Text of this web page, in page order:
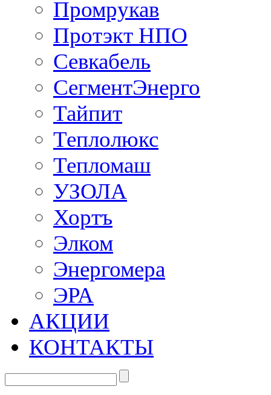
Промрукав
Протэкт НПО
Севкабель
СегментЭнерго
Тайпит
Теплолюкс
Тепломаш
УЗОЛА
Хортъ
Элком
Энергомера
ЭРА
АКЦИИ
КОНТАКТЫ